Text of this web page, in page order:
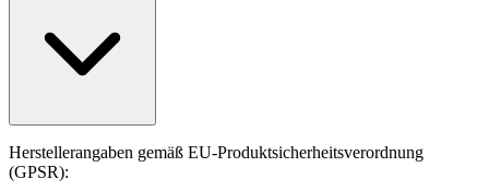
Herstellerangaben gemäß EU-Produktsicherheitsverordnung
(GPSR):